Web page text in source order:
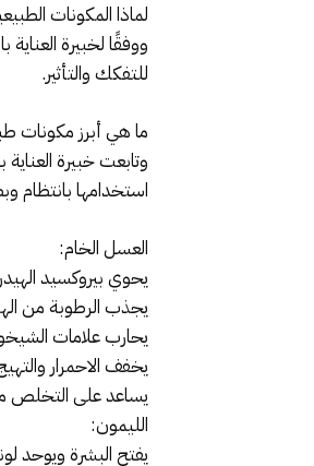
لماذا المكونات
ووفقًا لخبيرة
للتفكك والتأثير.
ما هي أبرز مكونات
وتابعت خبيرة
استخدامها بانتظام
العسل الخام:
يحوي بيروكسيد
يجذب الرطوبة من
يحارب علامات
يخفف الاحمرار
يساعد على التخلص
الليمون:
يفتح البشرة ويوحد